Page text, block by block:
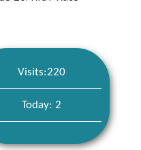
Visits:220
Today: 2